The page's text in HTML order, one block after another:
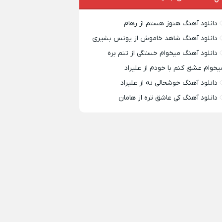
دانلود آهنگ هنوز هستم از رهام
دانلود آهنگ شاهد خاموش از یونس بشیری
دانلود آهنگ میخوام خستگی از تنم بره
عشق کنم با خودم از علیراد
دانلود آهنگ خوشحالی نه از علیراد
دانلود آهنگ کی عاشق تره از هامان